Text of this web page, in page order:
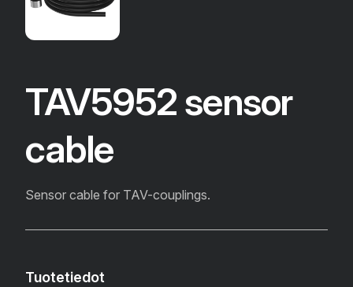
TAV5952 sensor
cable
Sensor cable for TAV-couplings.
Tuotetiedot